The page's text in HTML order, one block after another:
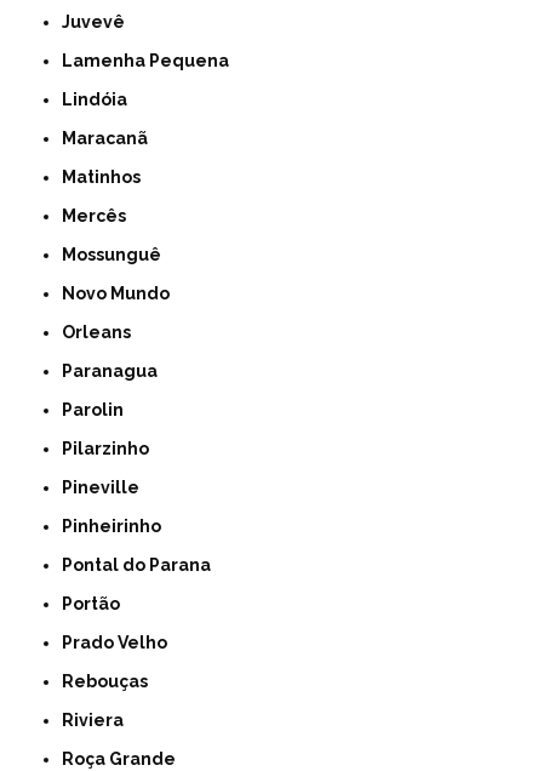
Juvevê
Lamenha Pequena
Lindóia
Maracanã
Matinhos
Mercês
Mossunguê
Novo Mundo
Orleans
Paranagua
Parolin
Pilarzinho
Pineville
Pinheirinho
Pontal do Parana
Portão
Prado Velho
Rebouças
Riviera
Roça Grande